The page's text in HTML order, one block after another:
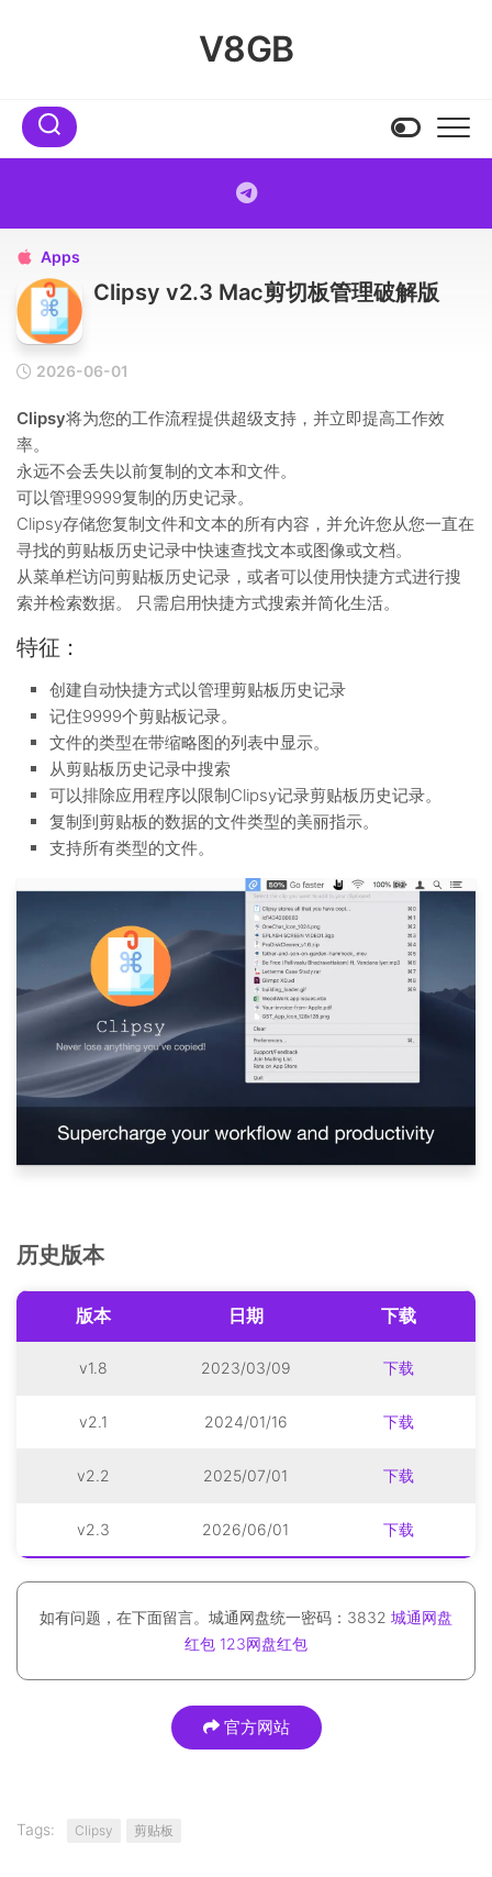
V8GB
 Apps
Clipsy v2.3 Mac剪切板管理破解版
2026-06-01
Clipsy将为您的工作流程提供超级支持，并立即提高工作效
率。
永远不会丢失以前复制的文本和文件。
可以管理9999复制的历史记录。
Clipsy存储您复制文件和文本的所有内容，并允许您从您一直在
寻找的剪贴板历史记录中快速查找文本或图像或文档。
从菜单栏访问剪贴板历史记录，或者可以使用快捷方式进行搜
索并检索数据。 只需启用快捷方式搜索并简化生活。
特征：
创建自动快捷方式以管理剪贴板历史记录
记住9999个剪贴板记录。
文件的类型在带缩略图的列表中显示。
从剪贴板历史记录中搜索
可以排除应用程序以限制Clipsy记录剪贴板历史记录。
复制到剪贴板的数据的文件类型的美丽指示。
支持所有类型的文件。
历史版本
版本 日期 下载
v1.8 2023/03/09 下载
v2.1 2024/01/16 下载
v2.2 2025/07/01 下载
v2.3 2026/06/01 下载
如有问题，在下面留言。城通网盘统一密码：3832 城通网盘
红包 123网盘红包
官方网站
Tags: Clipsy 剪贴板